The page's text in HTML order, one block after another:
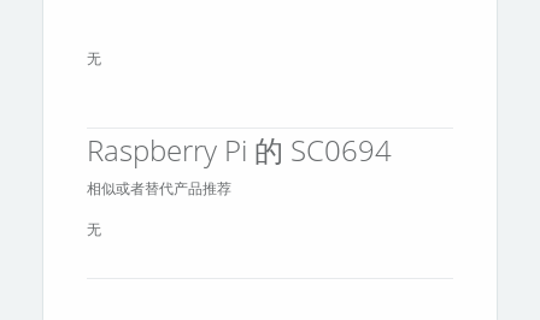
无
Raspberry Pi 的 SC0694
相似或者替代产品推荐
无